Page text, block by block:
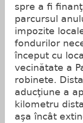
spre a fi
parcursul
impozite
fondurilor
început cu
vecinătate a
robinete.
aducţiune a
kilometru
aşa încât